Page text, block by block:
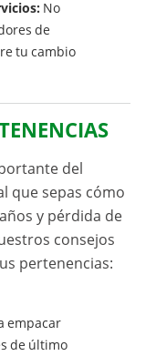
No
de
tu cambio
del
que sepas cómo
y pérdida de
consejos
pertenencias:
empacar
de último